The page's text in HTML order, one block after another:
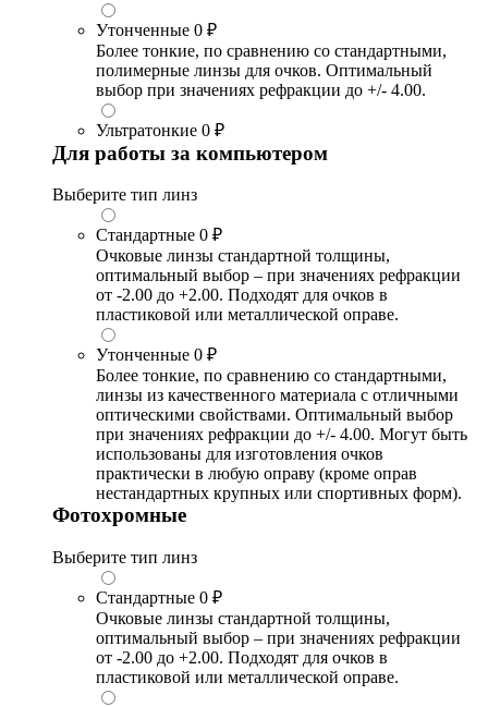
Утонченные 0 ₽
Более тонкие, по сравнению со стандартными,
полимерные линзы для очков. Оптимальный
выбор при значениях рефракции до +/- 4.00.
Ультратонкие 0 ₽
Для работы за компьютером
Выберите тип линз
Стандартные 0 ₽
Очковые линзы стандартной толщины,
оптимальный выбор – при значениях рефракции
от -2.00 до +2.00. Подходят для очков в
пластиковой или металлической оправе.
Утонченные 0 ₽
Более тонкие, по сравнению со стандартными,
линзы из качественного материала с отличными
оптическими свойствами. Оптимальный выбор
при значениях рефракции до +/- 4.00. Могут быть
использованы для изготовления очков
практически в любую оправу (кроме оправ
нестандартных крупных или спортивных форм).
Фотохромные
Выберите тип линз
Стандартные 0 ₽
Очковые линзы стандартной толщины,
оптимальный выбор – при значениях рефракции
от -2.00 до +2.00. Подходят для очков в
пластиковой или металлической оправе.